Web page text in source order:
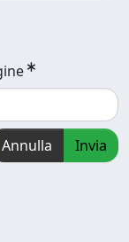
Annulla Invia